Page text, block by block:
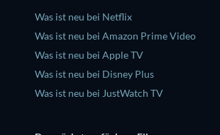
Was ist neu bei Netflix
Was ist neu bei Amazon Prime Video
Was ist neu bei Apple TV
Was ist neu bei Disney Plus
Was ist neu bei JustWatch TV